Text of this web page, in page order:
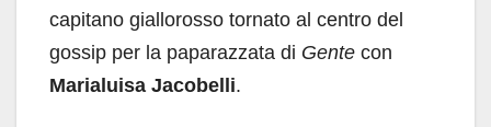
capitano giallorosso tornato al centro del
gossip per la paparazzata di Gente con
Marialuisa Jacobelli.